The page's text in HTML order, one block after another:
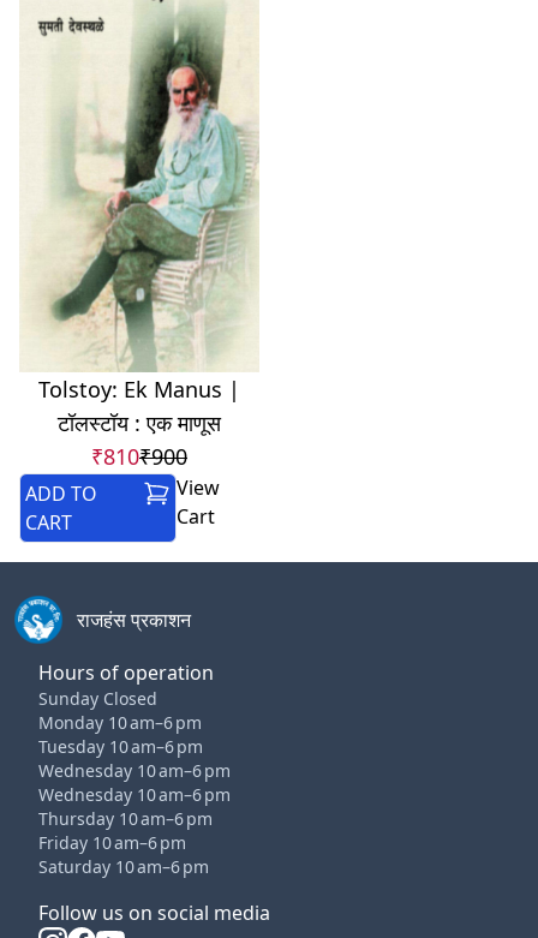
Tolstoy: Ek Manus |
टॉलस्टॉय : एक माणूस
₹810₹900
ADD TO
CART
View
Cart
राजहंस प्रकाशन
Hours of operation
Sunday Closed
Monday 10 am–6 pm
Tuesday 10 am–6 pm
Wednesday 10 am–6 pm
Wednesday 10 am–6 pm
Thursday 10 am–6 pm
Friday 10 am–6 pm
Saturday 10 am–6 pm
Follow us on social media